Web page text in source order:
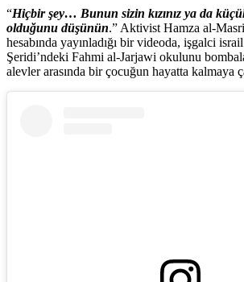
“Hiçbir şey… Bunun sizin kızınız ya da
olduğunu düşünün.” Aktivist Hamza al-
hesabında yayınladığı bir videoda, işgalci
Şeridi’ndeki Fahmi al-Jarjawi okulunu
alevler arasında bir çocuğun hayatta kalmaya